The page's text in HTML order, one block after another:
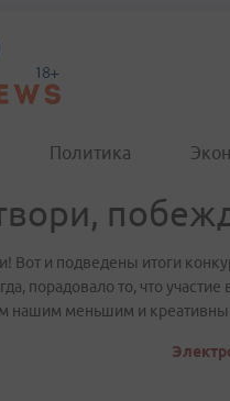
Политика
Вот и подведены итоги
порадовало то, что
нашим меньшим и